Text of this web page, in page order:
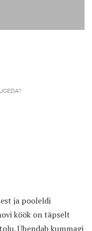
ja pooleldi
köök on täpselt
Ühendab kummagi